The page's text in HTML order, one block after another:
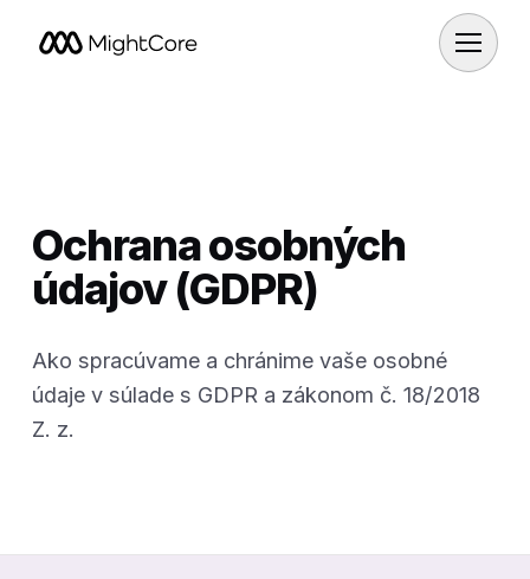
Ochrana osobných
údajov (GDPR)
Ako spracúvame a chránime vaše osobné
údaje v súlade s GDPR a zákonom č. 18/2018
Z. z.